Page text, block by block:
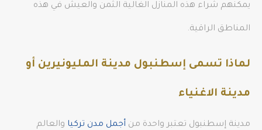
يمكنهم شراء هذه المنازل الغالية الثمن والعيش في هذه
المناطق الراقية.
لماذا تسمى إسطنبول مدينة المليونيرين أو
مدينة الاغنياء
مدينة إسطنبول تعتبر واحدة من أجمل مدن تركيا والعالم